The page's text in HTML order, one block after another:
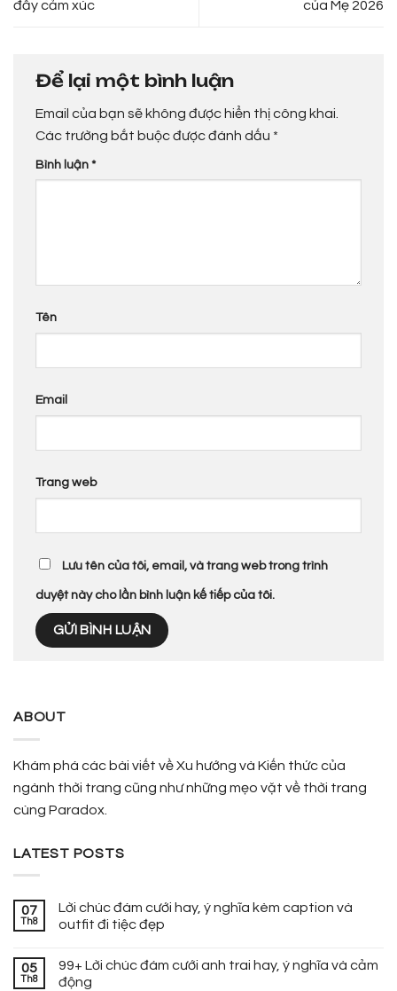
đầy cảm xúc của Mẹ 2026
Để lại một bình luận
Email của bạn sẽ không được hiển thị công khai.
Các trường bắt buộc được đánh dấu *
Bình luận *
Tên
Email
Trang web
Lưu tên của tôi, email, và trang web trong trình
duyệt này cho lần bình luận kế tiếp của tôi.
ABOUT
Khám phá các bài viết về Xu hướng và Kiến thức của
ngành thời trang cũng như những mẹo vặt về thời trang
cùng Paradox.
LATEST POSTS
07
Th8
Lời chúc đám cưới hay, ý nghĩa kèm caption và
outfit đi tiệc đẹp
05
Th8
99+ Lời chúc đám cưới anh trai hay, ý nghĩa và cảm
động